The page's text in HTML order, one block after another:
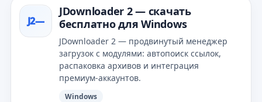
J2—
JDownloader 2 — скачать
бесплатно для Windows
JDownloader 2 — продвинутый менеджер
загрузок с модулями: автопоиск ссылок,
распаковка архивов и интеграция
премиум‑аккаунтов.
Windows